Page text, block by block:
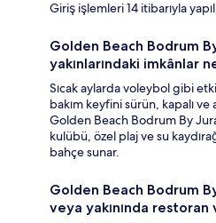
Giriş işlemleri 14 itibarıyla
Golden Beach Bodrum
yakınlarındaki imkânlar
Sıcak aylarda voleybol gibi
bakım keyfini sürün, kapalı ve
Golden Beach Bodrum By
kulübü, özel plaj ve su
bahçe sunar.
Golden Beach Bodrum
veya yakınında restoran